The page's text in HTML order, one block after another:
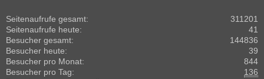
311201
Seitenaufrufe gesamt:
41
Seitenaufrufe heute:
144836
Besucher gesamt:
39
Besucher heute:
844
Besucher pro Monat:
136
Besucher pro Tag: